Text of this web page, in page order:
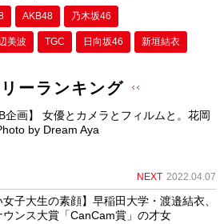
AKB48 乃木坂46
美波 TGC 日向坂46 新垣結衣
ーランキング
企画】 女優とカメラとフィルムと。花岡
by Dream Aya
NEXT 2022.04.07
女子大生の素顔】早稲田大学・渡邉結衣、
ウンス大賞「CanCam賞」の才女